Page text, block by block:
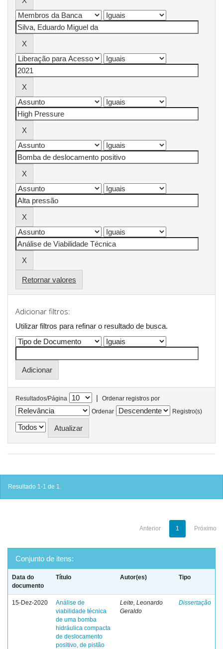
Retornar valores
Adicionar filtros:
Utilizar filtros para refinar o resultado de busca.
Resultados/Página |
Ordenar registros por
Ordenar
Registro(s)
Resultado 1-1 de 1.
Anterior 1 Próximo
Conjunto de itens:
Data do
documento
Título Autor(es) Tipo
15-Dez-2020
Análise de
viabilidade técnica
de uma bomba
hidráulica compacta
de deslocamento
positivo, de pistão
Leite, Leonardo
Geraldo
Dissertação